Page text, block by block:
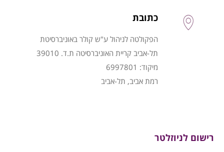
כתובת
הפקולטה לניהול ע"ש קולר באוניברסיטת
תל-אביב קריית האוניברסיטה ת.ד. 39010
מיקוד: 6997801
רמת אביב, תל-אביב
רישום לניוזלטר